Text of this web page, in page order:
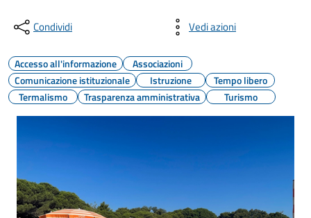
Condividi Vedi azioni
Accesso all'informazione
Associazioni
Comunicazione istituzionale
Istruzione
Tempo libero
Termalismo
Trasparenza amministrativa Turismo